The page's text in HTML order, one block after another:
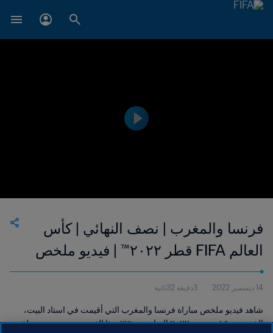
فرنسا والمغرب | نصف النهائي | كأس
العالم FIFA قطر ٢٠٢٢™ | فيديو ملخص
(لغة إشارة)
14 ديسمبر 2022 3دقيقة 32ثانية
شاهد فيديو ملخص مباراة فرنسا والمغرب التي أقيمت في استاد البيت،
الخور يوم ١٤ ديسمبر ٢٠٢٢ الساعة ٢٢:٠٠. هذا الفيديو يتضمن مترجم لغة